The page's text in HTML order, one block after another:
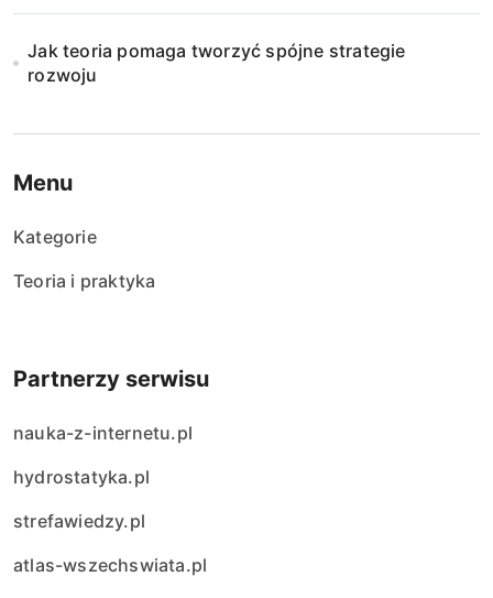
Jak teoria pomaga tworzyć spójne strategie
rozwoju
Menu
Kategorie
Teoria i praktyka
Partnerzy serwisu
nauka-z-internetu.pl
hydrostatyka.pl
strefawiedzy.pl
atlas-wszechswiata.pl